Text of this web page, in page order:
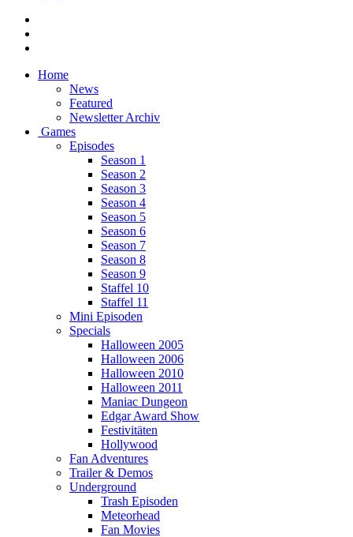
Home
News
Featured
Newsletter Archiv
Games
Episodes
Season 1
Season 2
Season 3
Season 4
Season 5
Season 6
Season 7
Season 8
Season 9
Staffel 10
Staffel 11
Mini Episoden
Specials
Halloween 2005
Halloween 2006
Halloween 2010
Halloween 2011
Maniac Dungeon
Edgar Award Show
Festivitäten
Hollywood
Fan Adventures
Trailer & Demos
Underground
Trash Episoden
Meteorhead
Fan Movies